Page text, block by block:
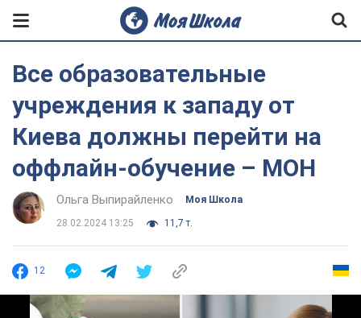
Все образовательные
учреждения к западу от
Киева должны перейти на
оффлайн-обучение – МОН
Ольга Выпирайленко Моя Школа
28.02.2024 13:25 11,7 т.
12